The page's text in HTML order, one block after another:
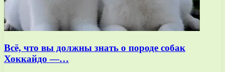
Всё, что вы должны знать о породе собак
Хоккайдо —…